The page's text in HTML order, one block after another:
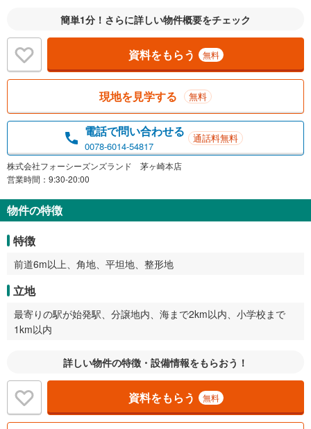
簡単1分！さらに詳しい物件概要をチェック
資料をもらう 無料
現地を見学する 無料
電話で問い合わせる
0078-6014-54817
通話料無料
株式会社フォーシーズンズランド 茅ヶ崎本店
営業時間：9:30-20:00
物件の特徴
特徴
前道6m以上、角地、平坦地、整形地
立地
最寄りの駅が始発駅、分譲地内、海まで2km以内、小学校まで
1km以内
詳しい物件の特徴・設備情報をもらおう！
資料をもらう 無料